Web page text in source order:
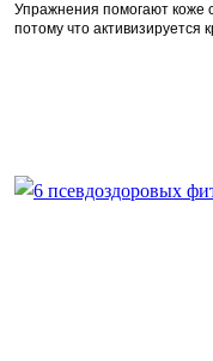
Упражнения помогают коже
потому что